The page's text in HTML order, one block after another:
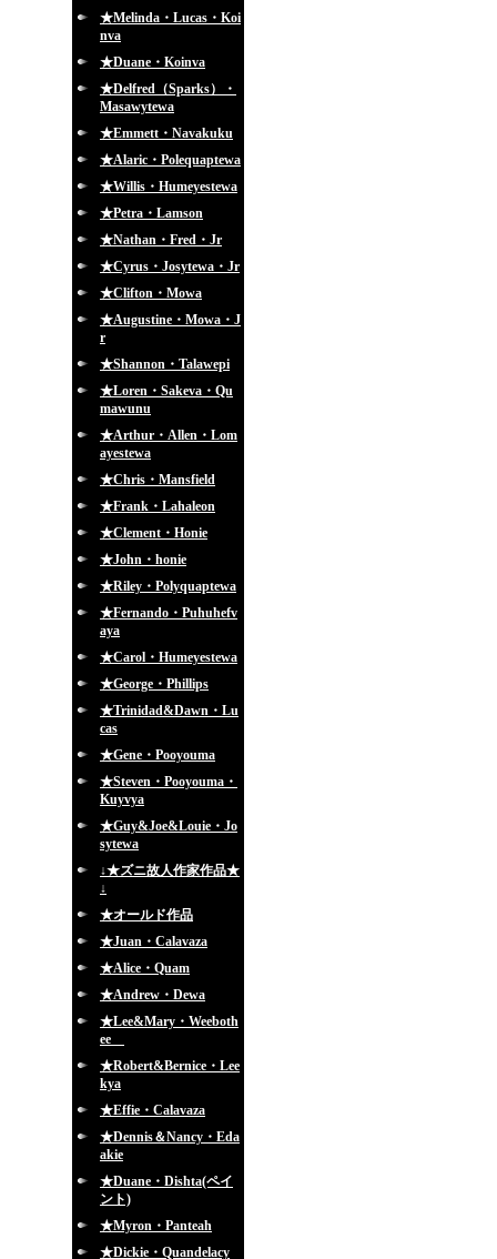
★Melinda・Lucas・Koi
nva
★Duane・Koinva
★Delfred（Sparks）・
Masawytewa
★Emmett・Navakuku
★Alaric・Polequaptewa
★Willis・Humeyestewa
★Petra・Lamson
★Nathan・Fred・Jr
★Cyrus・Josytewa・Jr
★Clifton・Mowa
★Augustine・Mowa・J
r
★Shannon・Talawepi
★Loren・Sakeva・Qu
mawunu
★Arthur・Allen・Lom
ayestewa
★Chris・Mansfield
★Frank・Lahaleon
★Clement・Honie
★John・honie
★Riley・Polyquaptewa
★Fernando・Puhuhefv
aya
★Carol・Humeyestewa
★George・Phillips
★Trinidad&Dawn・Lu
cas
★Gene・Pooyouma
★Steven・Pooyouma・
Kuyvya
★Guy&Joe&Louie・Jo
sytewa
↓★ズニ故人作家作品★
↓
★オールド作品
★Juan・Calavaza
★Alice・Quam
★Andrew・Dewa
★Lee&Mary・Weeboth
ee
★Robert&Bernice・Lee
kya
★Effie・Calavaza
★Dennis＆Nancy・Eda
akie
★Duane・Dishta(ペイ
ント)
★Myron・Panteah
★Dickie・Quandelacy